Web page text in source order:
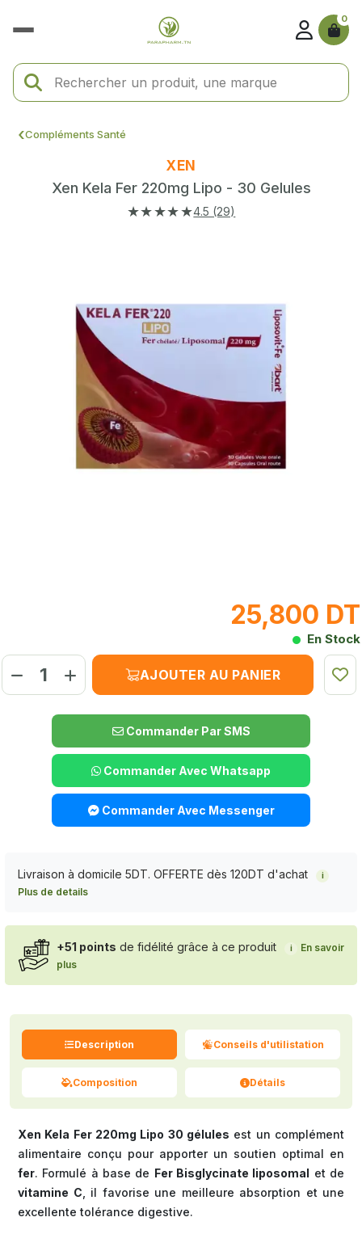
0
Compléments Santé
XEN
Xen Kela Fer 220mg Lipo - 30 Gelules
★★★★★4.5 (29)
25,800 DT
En Stock
AJOUTER AU PANIER
Commander Par SMS
Commander Avec Whatsapp
Commander Avec Messenger
Livraison à domicile 5DT. OFFERTE dès 120DT d'achat i
Plus de details
+51 points de fidélité grâce à ce produit i
En savoir
plus
Description Conseils d'utilistation
Composition Détails
Xen Kela Fer 220mg Lipo 30 gélules est un complément
alimentaire conçu pour apporter un soutien optimal en
fer. Formulé à base de Fer Bisglycinate liposomal et de
vitamine C , il favorise une meilleure absorption et une
excellente tolérance digestive.